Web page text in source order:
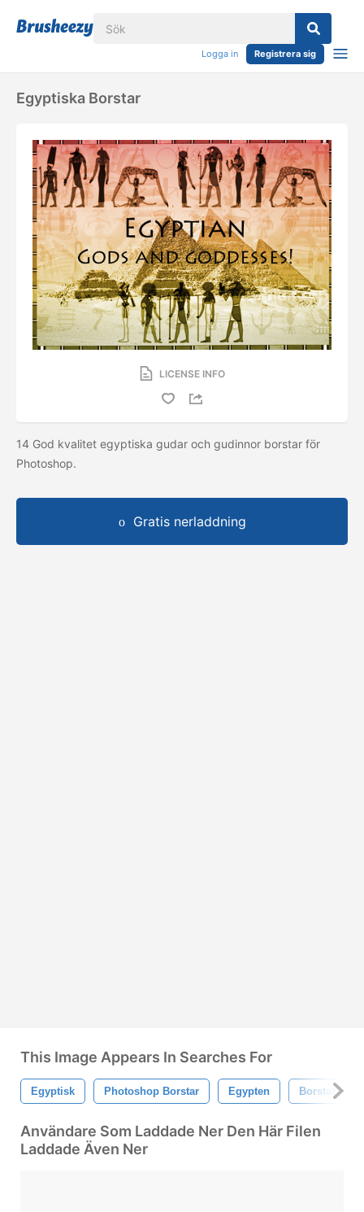
Logga in Registrera sig
Egyptiska Borstar
LICENSE INFO
14 God kvalitet egyptiska gudar och gudinnor borstar för
Photoshop.
Gratis nerladdning
This Image Appears In Searches For
Egyptisk Photoshop Borstar Egypten Borstar
Användare Som Laddade Ner Den Här Filen
Laddade Även Ner